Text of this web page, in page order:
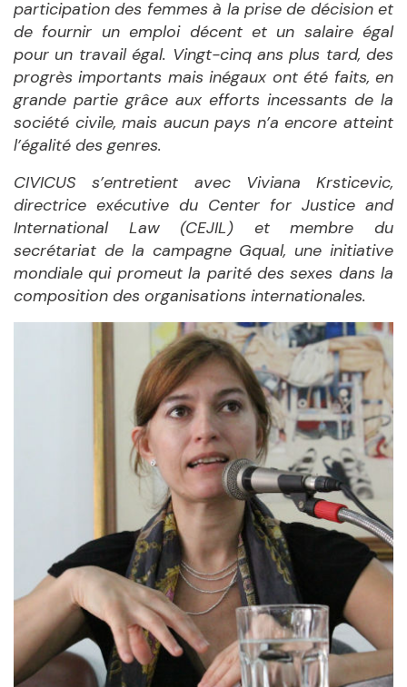
participation des femmes à la prise de décision et
de fournir un emploi décent et un salaire égal
pour un travail égal. Vingt-cinq ans plus tard, des
progrès importants mais inégaux ont été faits, en
grande partie grâce aux efforts incessants de la
société civile, mais aucun pays n’a encore atteint
l’égalité des genres.
CIVICUS s’entretient avecViviana Krsticevic,
directrice exécutive du Center for Justice and
International Law (CEJIL) et membre du
secrétariat de la campagne Gqual, une initiative
mondiale qui promeut la parité des sexes dans la
composition des organisations internationales.